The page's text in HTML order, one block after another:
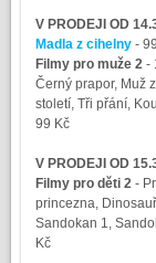
V PRODEJI OD
Madla z cihelny -
Filmy pro muže 2-
Černý prapor, Muž
století, Tři přání,
99 Kč
V PRODEJI OD
Filmy pro děti 2-
princezna,
Sandokan 1,
Kč